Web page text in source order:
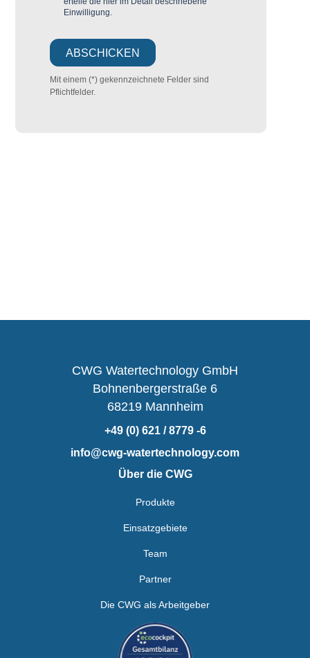
Einwilligung.
Mit einem (*) gekennzeichnete Felder sind
Pflichtfelder.
CWG Watertechnology GmbH
Bohnenbergerstraße 6
68219 Mannheim
+49 (0) 621 / 8779 -6
info@cwg-watertechnology.com
Über die CWG
Produkte
Einsatzgebiete
Team
Partner
Die CWG als Arbeitgeber